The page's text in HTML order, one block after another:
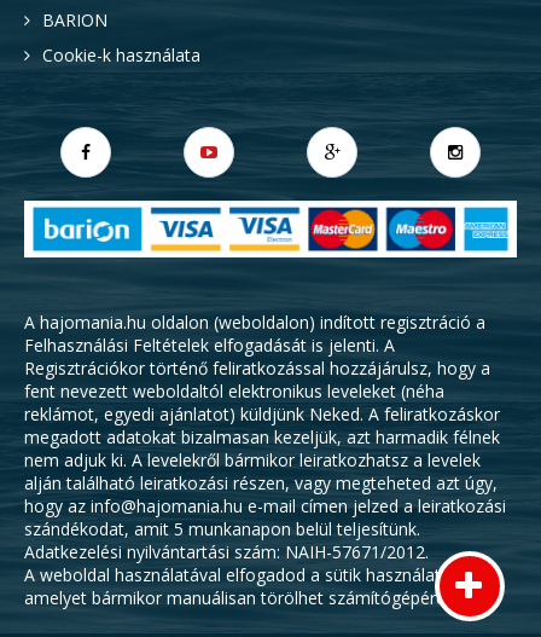
BARION
Cookie-k használata
A hajomania.hu oldalon (weboldalon) indított regisztráció a
Felhasználási Feltételek elfogadását is jelenti. A
Regisztrációkor történő feliratkozással hozzájárulsz, hogy a
fent nevezett weboldaltól elektronikus leveleket (néha
reklámot, egyedi ajánlatot) küldjünk Neked. A feliratkozáskor
megadott adatokat bizalmasan kezeljük, azt harmadik félnek
nem adjuk ki. A levelekről bármikor leiratkozhatsz a levelek
alján található leiratkozási részen, vagy megteheted azt úgy,
hogy az info@hajomania.hu e-mail címen jelzed a leiratkozási
szándékodat, amit 5 munkanapon belül teljesítünk.
Adatkezelési nyilvántartási szám: NAIH-57671/2012.
A weboldal használatával elfogadod a sütik használatát,
amelyet bármikor manuálisan törölhet számítógépéről.